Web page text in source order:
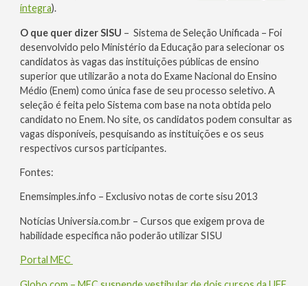
íntegra).
O que quer dizer SISU – Sistema de Seleção Unificada – Foi
desenvolvido pelo Ministério da Educação para selecionar os
candidatos às vagas das instituições públicas de ensino
superior que utilizarão a nota do Exame Nacional do Ensino
Médio (Enem) como única fase de seu processo seletivo. A
seleção é feita pelo Sistema com base na nota obtida pelo
candidato no Enem. No site, os candidatos podem consultar as
vagas disponíveis, pesquisando as instituições e os seus
respectivos cursos participantes.
Fontes:
Enemsimples.info – Exclusivo notas de corte sisu 2013
Notícias Universia.com.br – Cursos que exigem prova de
habilidade especifica não poderão utilizar SISU
Portal MEC